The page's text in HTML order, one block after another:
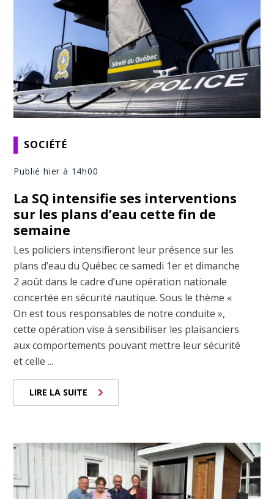
SOCIÉTÉ
Publié hier à 14h00
La SQ intensifie ses interventions
sur les plans d’eau cette fin de
semaine
Les policiers intensifieront leur présence sur les
plans d’eau du Québec ce samedi 1er et dimanche
2 août dans le cadre d’une opération nationale
concertée en sécurité nautique. Sous le thème «
On est tous responsables de notre conduite »,
cette opération vise à sensibiliser les plaisanciers
aux comportements pouvant mettre leur sécurité
et celle ...
LIRE LA SUITE